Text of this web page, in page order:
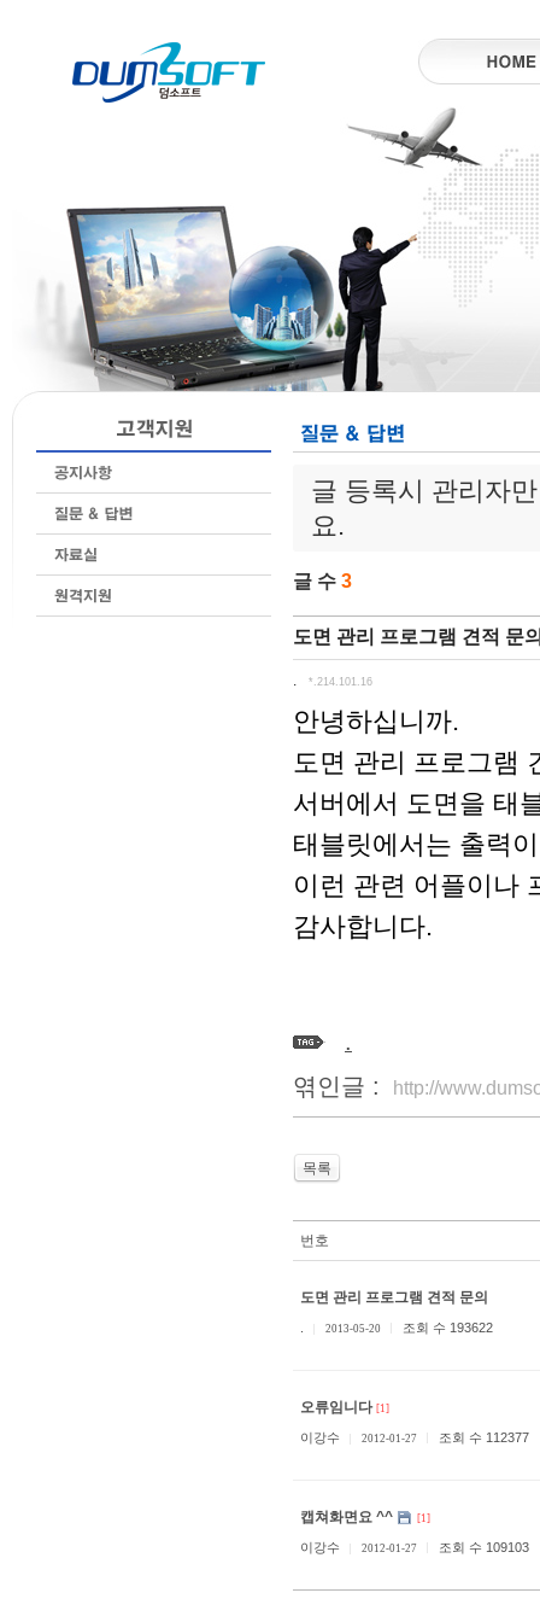
글 등록시 관리자
요.
글 수 3
도면 관리 프로그램 견적 문
. *.214.101.16
안녕하십니까.
도면 관리 프로그램
서버에서 도면을 태
태블릿에서는 출력
이런 관련 어플이나
감사합니다.
.
엮인글 :
http://
목록
번호
도면 관리 프로그램 견적 문의
2013-05-20 조회 수 193622
오류임니다 [1]
이강수 2012-01-27 조회 수 112377
캡쳐화면요 ^^ [1]
이강수 2012-01-27 조회 수 109103